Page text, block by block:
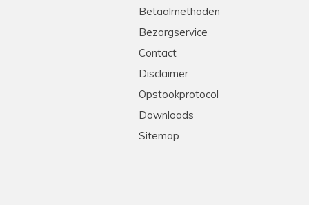
Betaalmethoden
Bezorgservice
Contact
Disclaimer
Opstookprotocol
Downloads
Sitemap